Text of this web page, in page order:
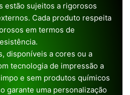
estão sujeitos a rigorosos
Cada produto respeita
em termos de
disponíveis a cores ou a
tecnologia de impressão a
e sem produtos químicos
garante uma personalização